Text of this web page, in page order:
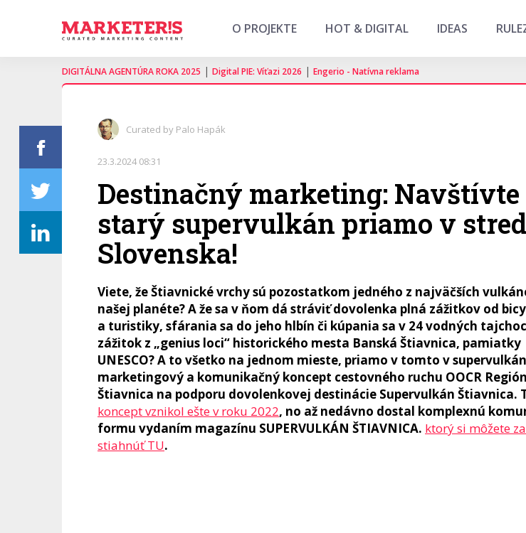
O PROJEKTE HOT & DIGITAL IDEAS
DIGITÁLNA AGENTÚRA ROKA 2025 | Digital PIE: Víťazi 2026 | Engerio - Natívna reklama
Curated by Palo Hapák
23.3.2024 08:31
Destinačný marketing: Navštívte
starý supervulkán priamo v
Slovenska!
Viete, že Štiavnické vrchy sú pozostatkom jedného z najväčších
našej planéte? A že sa v ňom dá stráviť dovolenka plná zážitkov od
a turistiky, sfárania sa do jeho hlbín či kúpania sa v 24 vodných
zážitok z „genius loci“ historického mesta Banská Štiavnica, pamiatky
UNESCO? A to všetko na jednom mieste, priamo v tomto v
marketingový a komunikačný koncept cestovného ruchu OOCR
Štiavnica na podporu dovolenkovej destinácie Supervulkán Štiavnica.
koncept vznikol ešte v roku 2022, no až nedávno dostal komplexnú
formu vydaním magazínu SUPERVULKÁN ŠTIAVNICA. ktorý si môžete
stiahnúť TU.